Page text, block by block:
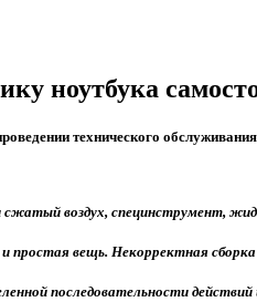
ноутбука
технического
сжатый воздух, специнструмент,
простая вещь. Некорректная
последовательности